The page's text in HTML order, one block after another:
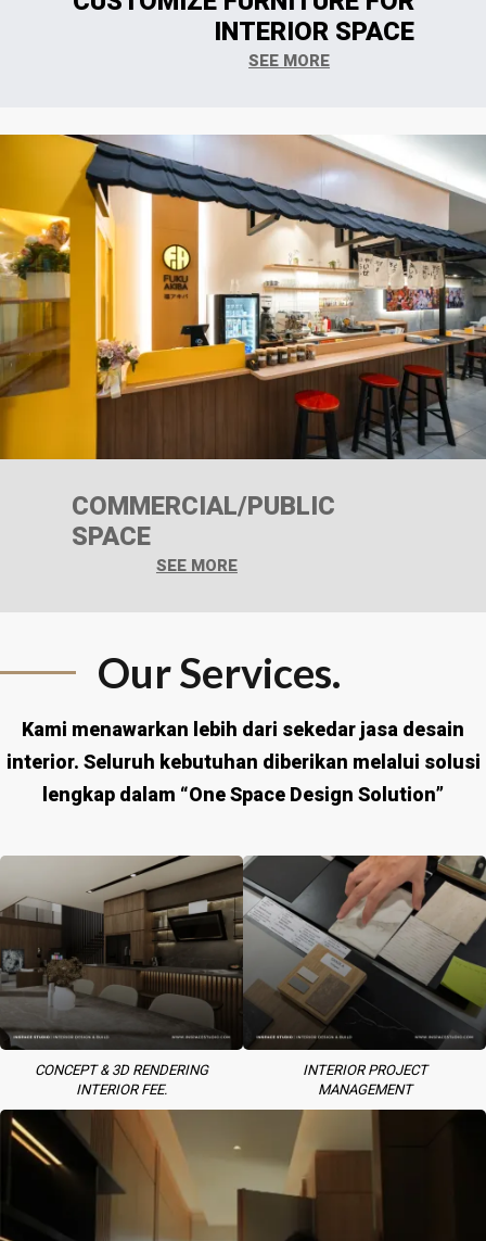
INTERIOR SPACE
SEE MORE
COMMERCIAL/PUBLIC
SPACE
SEE MORE
Our Services.
Kami menawarkan lebih dari sekedar jasa desain
interior. Seluruh kebutuhan diberikan melalui solusi
lengkap dalam “One Space Design Solution”
CONCEPT & 3D RENDERING
INTERIOR FEE.
INTERIOR PROJECT
MANAGEMENT